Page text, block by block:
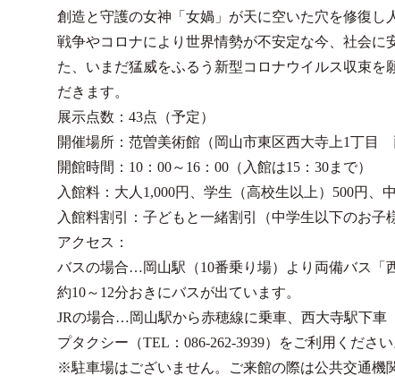
創造と守護の女神「女媧」が天に空いた穴を修復し
戦争やコロナにより世界情勢が不安定な今、社会に
た、いまだ猛威をふるう新型コロナウイルス収束
だきます。
展示点数：43点（予定）
開催場所：范曽美術館（岡山市東区西大寺上1丁目
開館時間：10：00～16：00（入館は15：30まで）
入館料：大人1,000円、学生（高校生以上）500円、
入館料割引：子どもと一緒割引（中学生以下のお子
アクセス：
バスの場合…岡山駅（10番乗り場）より両備バス「
約10～12分おきにバスが出ています。
JRの場合…岡山駅から赤穂線に乗車、西大寺駅下車
プタクシー（TEL：086-262-3939）をご利用ください
※駐車場はございません。ご来館の際は公共交通機